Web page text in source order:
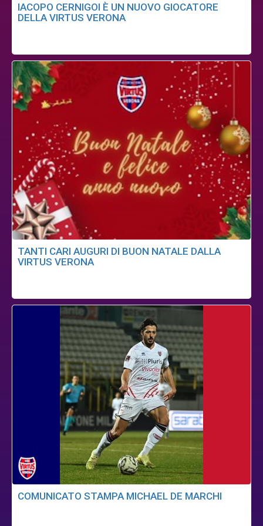
IACOPO CERNIGOI È UN NUOVO GIOCATORE
DELLA VIRTUS VERONA
TANTI CARI AUGURI DI BUON NATALE DALLA
VIRTUS VERONA
COMUNICATO STAMPA MICHAEL DE MARCHI